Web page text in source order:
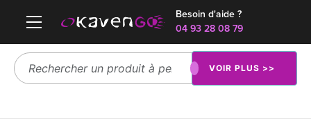
Besoin d'aide ?
04 93 28 08 79
VOIR PLUS >>